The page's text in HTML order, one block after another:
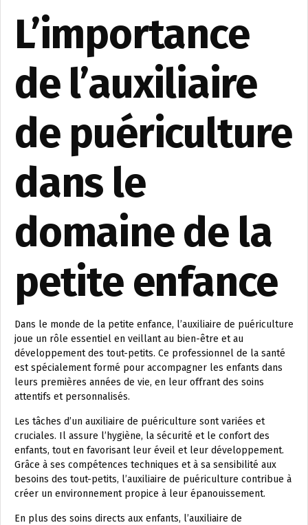
L’importance
de l’auxiliaire
de puériculture
dans le
domaine de la
petite enfance
Dans le monde de la petite enfance, l’auxiliaire de puériculture
joue un rôle essentiel en veillant au bien-être et au
développement des tout-petits. Ce professionnel de la santé
est spécialement formé pour accompagner les enfants dans
leurs premières années de vie, en leur offrant des soins
attentifs et personnalisés.
Les tâches d’un auxiliaire de puériculture sont variées et
cruciales. Il assure l’hygiène, la sécurité et le confort des
enfants, tout en favorisant leur éveil et leur développement.
Grâce à ses compétences techniques et à sa sensibilité aux
besoins des tout-petits, l’auxiliaire de puériculture contribue à
créer un environnement propice à leur épanouissement.
En plus des soins directs aux enfants, l’auxiliaire de